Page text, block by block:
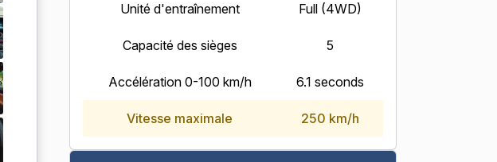
Unité d'entraînement Full (4WD)
Capacité des sièges 5
Accélération 0-100 km/h 6.1 seconds
Vitesse maximale 250 km/h